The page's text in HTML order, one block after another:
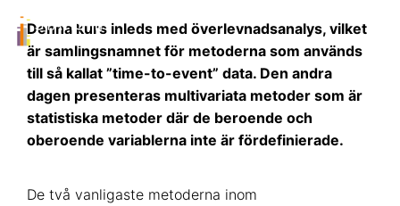
Denna kurs inleds med överlevnadsanalys, vilket
är samlingsnamnet för metoderna som används
till så kallat ”time-to-event” data. Den andra
dagen presenteras multivariata metoder som är
statistiska metoder där de beroende och
oberoende variablerna inte är fördefinierade.
De två vanligaste metoderna inom